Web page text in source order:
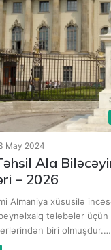
May 2024
Ala
– 2026
Almaniya xüsusilə
tələbələr üçün
biri olmuşdur.…